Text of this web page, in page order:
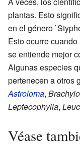
plantas. Esto
en el género
Esto ocurre
se entiende mejor
Algunas especies
pertenecen a otros
Astroloma,
Leptecophylla,
Véase